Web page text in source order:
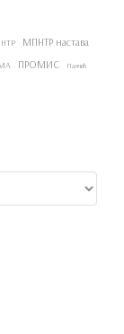
МПНТР настава
ПРОМИС Панчић